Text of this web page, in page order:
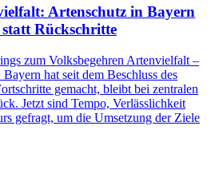
Artenschutz in Bayern
Rückschritte
zum Volksbegehren Artenvielfalt –
hat seit dem Beschluss des
gemacht, bleibt bei zentralen
Jetzt sind Tempo, Verlässlichkeit
gefragt, um die Umsetzung der Ziele